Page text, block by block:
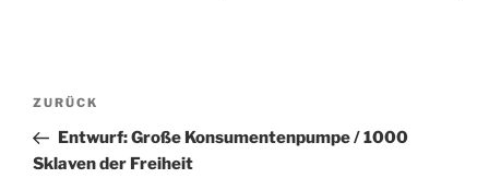
Beitragsnavigation
Vorheriger
Beitrag
ZURÜCK
Entwurf: Große Konsumentenpumpe / 1000
Sklaven der Freiheit